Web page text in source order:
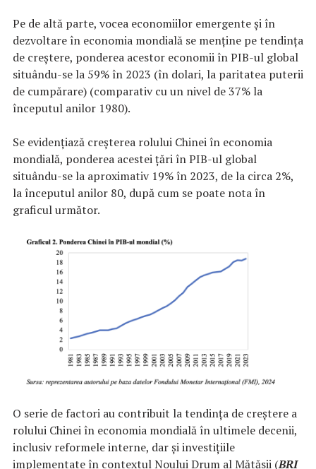
Pe de altă parte, vocea economiilor emergente și în
dezvoltare în economia mondială se menține pe tendința
de creștere, ponderea acestor economii în PIB-ul global
situându-se la 59% în 2023 (în dolari, la paritatea puterii
de cumpărare) (comparativ cu un nivel de 37% la
începutul anilor 1980).
Se evidențiază creșterea rolului Chinei în economia
mondială, ponderea acestei țări în PIB-ul global
situându-se la aproximativ 19% în 2023, de la circa 2%,
la începutul anilor 80, după cum se poate nota în
graficul următor.
O serie de factori au contribuit la tendința de creștere a
rolului Chinei în economia mondială în ultimele decenii,
inclusiv reformele interne, dar și investițiile
implementate în contextul Noului Drum al Mătăsii (BRI